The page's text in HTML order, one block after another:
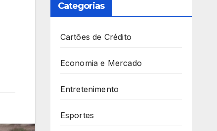
Categorias
Cartões de Crédito
Economia e Mercado
Entretenimento
Esportes